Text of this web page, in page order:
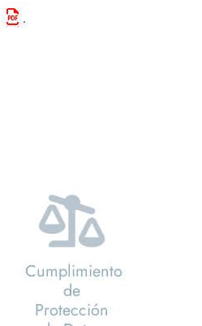
.
Cumplimiento
de
Protección